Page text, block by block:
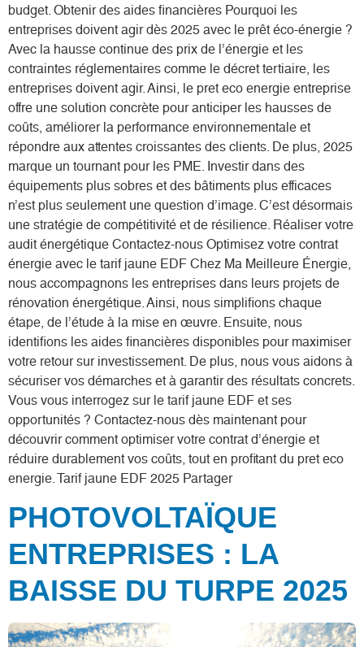
budget. Obtenir des aides financières Pourquoi les
entreprises doivent agir dès 2025 avec le prêt éco-énergie ?
Avec la hausse continue des prix de l’énergie et les
contraintes réglementaires comme le décret tertiaire, les
entreprises doivent agir. Ainsi, le pret eco energie entreprise
offre une solution concrète pour anticiper les hausses de
coûts, améliorer la performance environnementale et
répondre aux attentes croissantes des clients. De plus, 2025
marque un tournant pour les PME. Investir dans des
équipements plus sobres et des bâtiments plus efficaces
n’est plus seulement une question d’image. C’est désormais
une stratégie de compétitivité et de résilience. Réaliser votre
audit énergétique Contactez-nous Optimisez votre contrat
énergie avec le tarif jaune EDF Chez Ma Meilleure Énergie,
nous accompagnons les entreprises dans leurs projets de
rénovation énergétique. Ainsi, nous simplifions chaque
étape, de l’étude à la mise en œuvre. Ensuite, nous
identifions les aides financières disponibles pour maximiser
votre retour sur investissement. De plus, nous vous aidons à
sécuriser vos démarches et à garantir des résultats concrets.
Vous vous interrogez sur le tarif jaune EDF et ses
opportunités ? Contactez-nous dès maintenant pour
découvrir comment optimiser votre contrat d’énergie et
réduire durablement vos coûts, tout en profitant du pret eco
energie. Tarif jaune EDF 2025 Partager
PHOTOVOLTAÏQUE
ENTREPRISES : LA
BAISSE DU TURPE 2025